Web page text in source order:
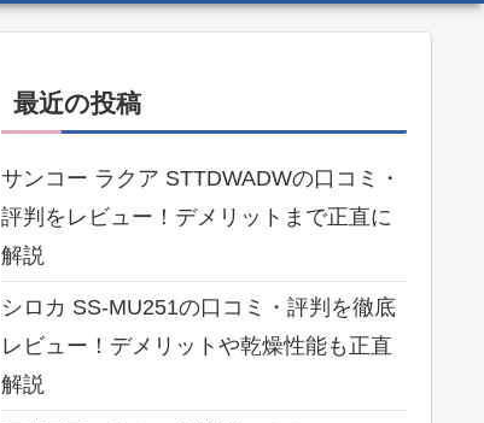
最近の投稿
サンコー ラクア STTDWADWの口コミ・
評判をレビュー！デメリットまで正直に
解説
シロカ SS-MU251の口コミ・評判を徹底
レビュー！デメリットや乾燥性能も正直
解説